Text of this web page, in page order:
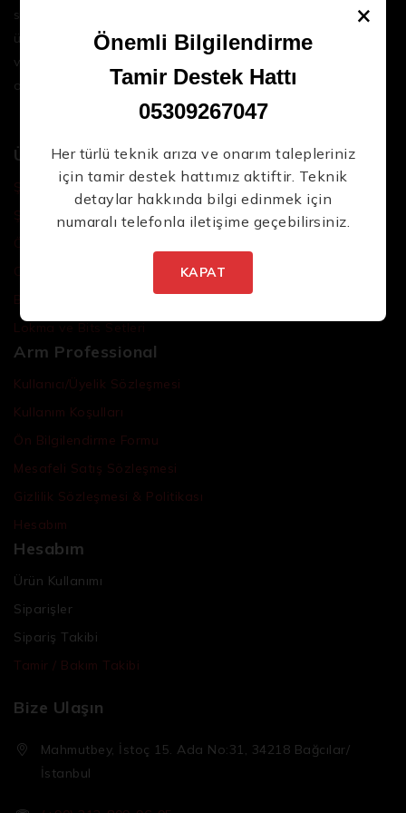
sektördeki en son teknolojileri ve yüksek kaliteli
ürünleri bir araya getirerek iş süreçlerinizi daha
verimli ve sorunsuz hale getirmenize yardımcı
oluyoruz.
Ürünler
Şarjlı El Aletleri
Şarjlı Led Lambalar
Özel Tasarım El Aletleri
Cırcır Kolları
Batarya ve Adaptörler
Lokma ve Bits Setleri
Arm Professional
Kullanıcı/Üyelik Sözleşmesi
Kullanım Koşulları
Ön Bilgilendirme Formu
Mesafeli Satış Sözleşmesi
Gizlilik Sözleşmesi & Politikası
Hesabım
Hesabım
Ürün Kullanımı
Siparişler
Sipariş Takibi
Tamir / Bakım Takibi
Bize Ulaşın
Mahmutbey, İstoç 15. Ada No:31, 34218 Bağcılar/
İstanbul
×
Önemli Bilgilendirme
Tamir Destek Hattı
05309267047
Her türlü teknik arıza ve onarım talepleriniz
için tamir destek hattımız aktiftir. Teknik
detaylar hakkında bilgi edinmek için
numaralı telefonla iletişime geçebilirsiniz.
KAPAT